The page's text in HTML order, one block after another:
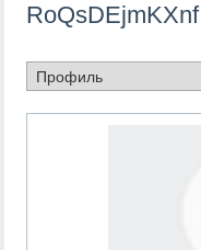
RoQsDEjmKXnf